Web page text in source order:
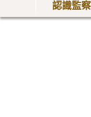
認識監